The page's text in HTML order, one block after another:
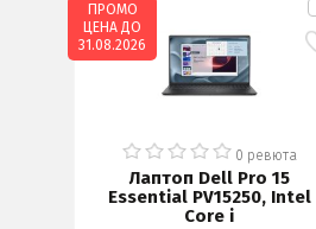
0 ревюта
Лаптоп Dell Pro 15
Essential PV15250, Intel
Core i
ПРОМО
ЦЕНА ДО
31.08.2026